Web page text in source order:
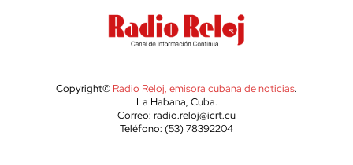
Copyright© Radio Reloj, emisora cubana de noticias.
La Habana, Cuba.
Correo: radio.reloj@icrt.cu
Teléfono: (53) 78392204